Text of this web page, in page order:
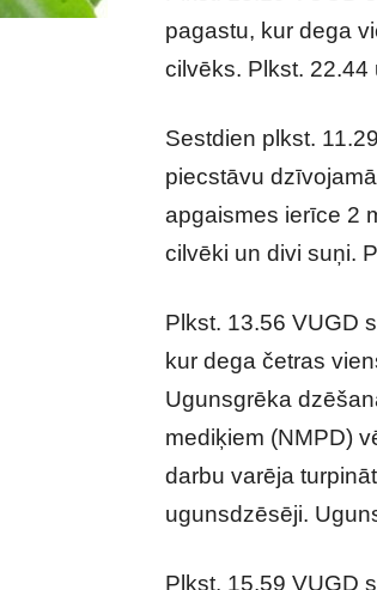
pagastu, kur dega
cilvēks. Plkst.
Sestdien plkst.
piecstāvu
apgaismes ierīce 2
cilvēki un divi suņi.
Plkst. 13.56 VUGD
kur dega četras
Ugunsgrēka
mediķiem (NMPD)
darbu varēja
ugunsdzēsēji.
Plkst. 15.59 VUGD